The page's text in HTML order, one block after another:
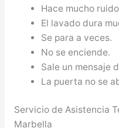
Hace mucho
El lavado dura
Se para a veces.
No se enciende.
Sale un mensaje
La puerta no se
Servicio de Asistencia
Marbella